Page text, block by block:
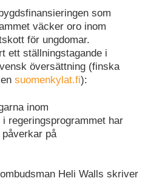
som
väcker oro inom
för ungdomar.
ett ställningstagande i
översättning (finska
suomenkylat.fi):
inom
regeringsprogrammet har
på
Heli Walls skriver